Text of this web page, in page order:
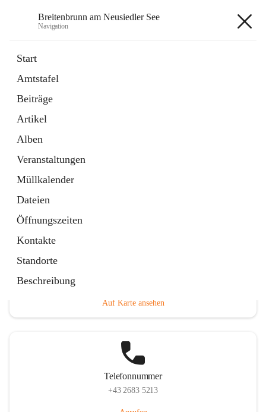
Breitenbrunn am Neusiedler See
Navigation
Start
Amtstafel
Beiträge
Artikel
Alben
Veranstaltungen
Müllkalender
Dateien
Öffnungszeiten
Kontakte
Standorte
Beschreibung
18 Schnellzugriffe
Gemeindeservice
Auf Karte ansehen
Telefonnummer
+43 2683 5213